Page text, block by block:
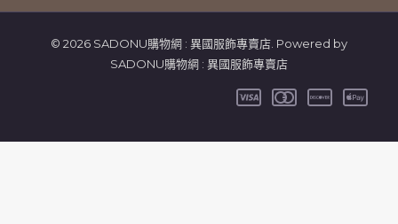
© 2026 SADONU購物網 : 異國服飾專賣店. Powered by
SADONU購物網 : 異國服飾專賣店